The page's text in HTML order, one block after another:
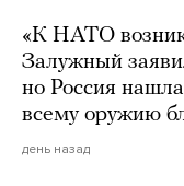
«К НАТО
Залужный
но Россия
всему оружию
день назад